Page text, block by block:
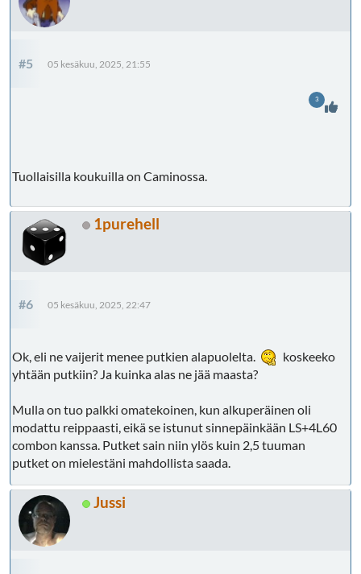
#5 05 kesäkuu, 2025, 21:55
Tuollaisilla koukuilla on Caminossa.
3
1purehell
#6 05 kesäkuu, 2025, 22:47
Ok, eli ne vaijerit menee putkien alapuolelta.
koskeeko
yhtään putkiin? Ja kuinka alas ne jää maasta?
Mulla on tuo palkki omatekoinen, kun alkuperäinen oli
modattu reippaasti, eikä se istunut sinnepäinkään LS+4L60
combon kanssa. Putket sain niin ylös kuin 2,5 tuuman
putket on mielestäni mahdollista saada.
Jussi